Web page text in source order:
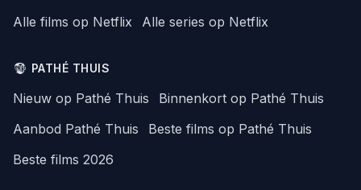
Alle films op Netflix
Alle series op Netflix
PATHÉ THUIS
Nieuw op Pathé Thuis
Binnenkort op Pathé Thuis
Aanbod Pathé Thuis
Beste films op Pathé Thuis
Beste films 2026